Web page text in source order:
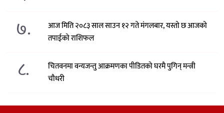
७.
आज मिति २०८३ साल साउन १२ गते मंगलबार, यस्तो छ आजको
तपाईको राशिफल
८.
चितवनमा वन्यजन्तु आक्रमणका पीडितको घरमै पुगिन् मन्त्री
चौधरी